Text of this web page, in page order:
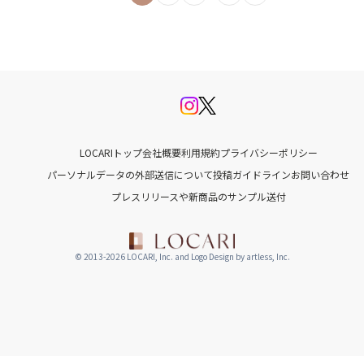
LOCARIトップ会社概要利用規約プライバシーポリシー
パーソナルデータの外部送信について投稿ガイドラインお問い合わせ
プレスリリースや新商品のサンプル送付
© 2013-2026 LOCARI, Inc. and Logo Design by artless, Inc.